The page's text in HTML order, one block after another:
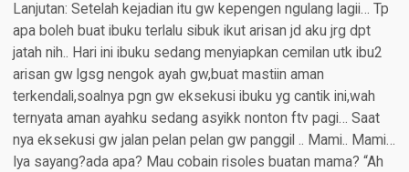
Lanjutan: Setelah kejadian itu gw kepengen ngulang lagii… Tp
apa boleh buat ibuku terlalu sibuk ikut arisan jd aku jrg dpt
jatah nih.. Hari ini ibuku sedang menyiapkan cemilan utk ibu2
arisan gw lgsg nengok ayah gw,buat mastiin aman
terkendali,soalnya pgn gw eksekusi ibuku yg cantik ini,wah
ternyata aman ayahku sedang asyikk nonton ftv pagi… Saat
nya eksekusi gw jalan pelan pelan gw panggil .. Mami.. Mami…
Iya sayang?ada apa? Mau cobain risoles buatan mama? “Ah